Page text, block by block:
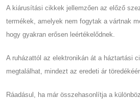
A kiárusítási cikkek jellemzően az előző
termékek, amelyek nem fogytak a vártnak
hogy gyakran erősen leértékelődnek.
A ruházattól az elektronikán át a háztartási
megtalálhat, mindezt az eredeti ár
Ráadásul, ha már összehasonlítja a